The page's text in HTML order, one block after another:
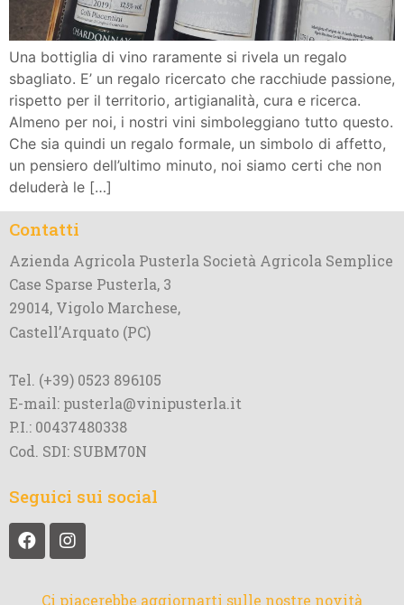
Una bottiglia di vino raramente si rivela un regalo
sbagliato. E’ un regalo ricercato che racchiude passione,
rispetto per il territorio, artigianalità, cura e ricerca.
Almeno per noi, i nostri vini simboleggiano tutto questo.
Che sia quindi un regalo formale, un simbolo di affetto,
un pensiero dell’ultimo minuto, noi siamo certi che non
deluderà le […]
Contatti
Azienda Agricola Pusterla Società Agricola Semplice
Case Sparse Pusterla, 3
29014, Vigolo Marchese,
Castell’Arquato (PC)
Tel. (+39) 0523 896105
E-mail: pusterla@vinipusterla.it
P.I.: 00437480338
Cod. SDI: SUBM70N
Seguici sui social
Ci piacerebbe aggiornarti sulle nostre novità